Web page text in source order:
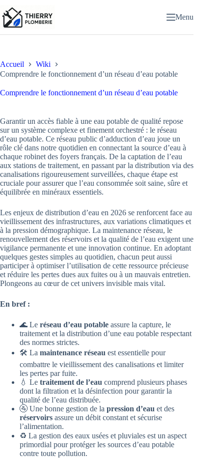
au
contenu
Menu
Accueil
Wiki
Comprendre le fonctionnement d’un réseau d’eau potable
Comprendre le fonctionnement d’un réseau d’eau potable
Garantir un accès fiable à une eau potable de qualité repose
sur un système complexe et finement orchestré : le réseau
d’eau potable. Ce réseau public d’adduction d’eau joue un
rôle clé dans notre quotidien en connectant la source d’eau à
chaque robinet des foyers français. De la captation de l’eau
aux stations de traitement, en passant par la distribution via des
canalisations rigoureusement surveillées, chaque étape est
cruciale pour assurer que l’eau consommée soit saine, sûre et
équilibrée en minéraux essentiels.
Les enjeux de distribution d’eau en 2026 se renforcent face au
vieillissement des infrastructures, aux variations climatiques et
à la pression démographique. La maintenance réseau, le
renouvellement des réservoirs et la qualité de l’eau exigent une
vigilance permanente et une innovation continue. En adoptant
quelques gestes simples au quotidien, chacun peut aussi
participer à optimiser l’utilisation de cette ressource précieuse
et réduire les pertes dues aux fuites ou à un mauvais entretien.
Plongeons au cœur de cet univers invisible mais vital.
En bref :
🌊 Le réseau d’eau potable assure la capture, le
traitement et la distribution d’une eau potable respectant
des normes strictes.
🛠️ La maintenance réseau est essentielle pour
combattre le vieillissement des canalisations et limiter
les pertes par fuite.
💧 Le traitement de l’eau comprend plusieurs phases
dont la filtration et la désinfection pour garantir la
qualité de l’eau distribuée.
🚰 Une bonne gestion de la pression d’eau et des
réservoirs assure un débit constant et sécurise
l’alimentation.
♻️ La gestion des eaux usées et pluviales est un aspect
primordial pour protéger les sources d’eau potable
contre toute pollution.